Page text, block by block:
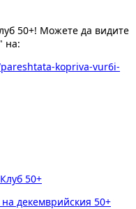
50+! Можете да видите
на:
kopriva-vur6i-
50+
декемврийския 50+